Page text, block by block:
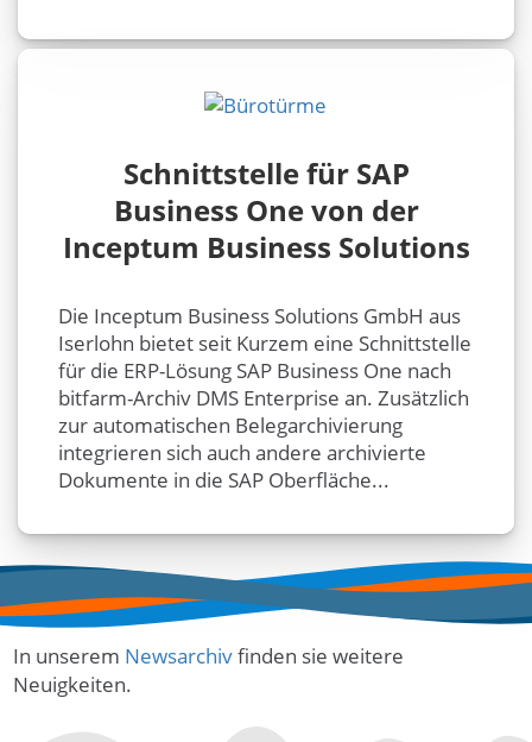
Schnittstelle für SAP
Business One von der
Inceptum Business Solutions
Die Inceptum Business Solutions GmbH aus
Iserlohn bietet seit Kurzem eine Schnittstelle
für die ERP-Lösung SAP Business One nach
bitfarm-Archiv DMS Enterprise an. Zusätzlich
zur automatischen Belegarchivierung
integrieren sich auch andere archivierte
Dokumente in die SAP Oberfläche...
In unserem Newsarchivfinden sie weitere
Neuigkeiten.